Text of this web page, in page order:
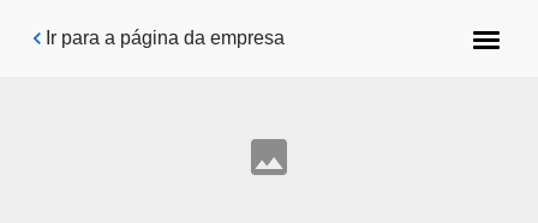
Pular para o conteúdo principal
Ir para a página da empresa